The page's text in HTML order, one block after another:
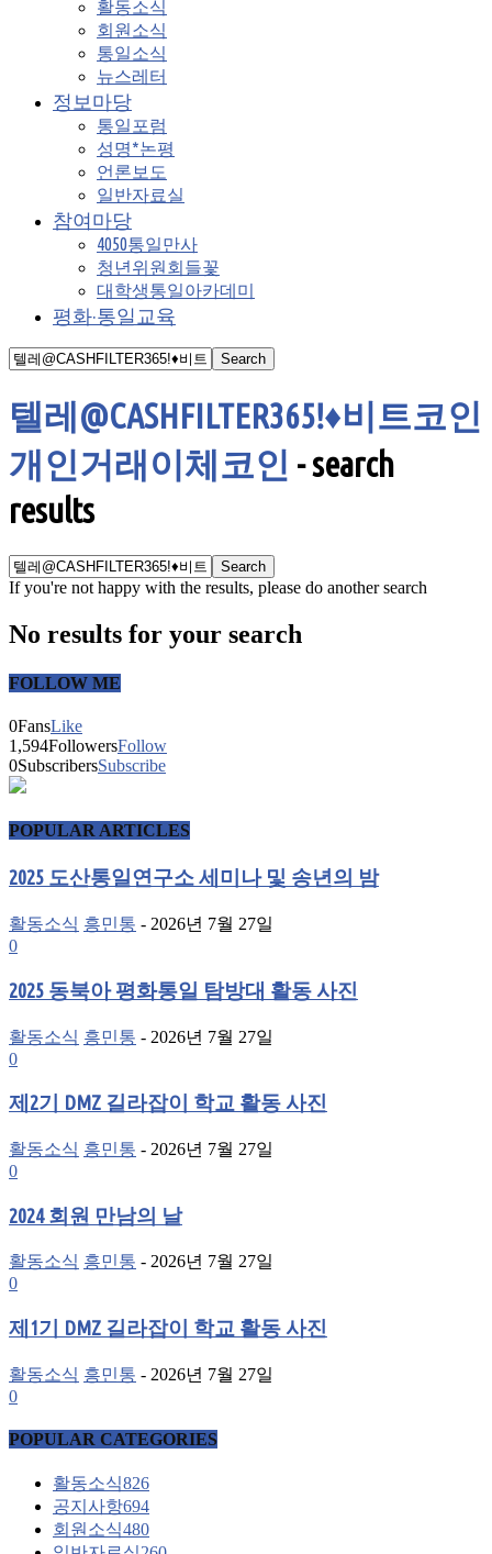
활동소식
회원소식
통일소식
뉴스레터
정보마당
통일포럼
성명*논평
언론보도
일반자료실
참여마당
4050통일만사
청년위원회들꽃
대학생통일아카데미
평화·통일교육
텔레@CASHFILTER365ǃ♦비트코인
개인거래이체코인 -search
results
If you're not happy with the results, please do another search
No results for your search
FOLLOW ME
0FansLike
1,594FollowersFollow
0SubscribersSubscribe
POPULAR ARTICLES
2025 도산통일연구소 세미나 및 송년의 밤
활동소식 흥민통 - 2026년 7월 27일
0
2025 동북아 평화통일 탐방대 활동 사진
활동소식 흥민통 - 2026년 7월 27일
0
제2기 DMZ 길라잡이 학교 활동 사진
활동소식 흥민통 - 2026년 7월 27일
0
2024 회원 만남의 날
활동소식 흥민통 - 2026년 7월 27일
0
제1기 DMZ 길라잡이 학교 활동 사진
활동소식 흥민통 - 2026년 7월 27일
0
POPULAR CATEGORIES
활동소식826
공지사항694
회원소식480